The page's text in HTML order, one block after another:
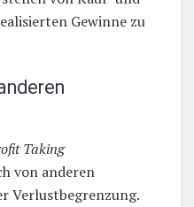
Gewinne zu
Taking
von anderen
Verlustbegrenzung.